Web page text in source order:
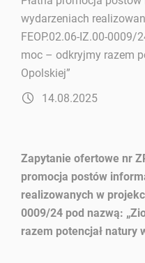
wydarzeniach
FEOP.02.06-IZ.00-0009/
moc – odkryjmy razem
Opolskiej”
14.08.2025
Zapytanie ofertowe nr
promocja postów
realizowanych w
0009/24 pod nazwą:
razem potencjał natury